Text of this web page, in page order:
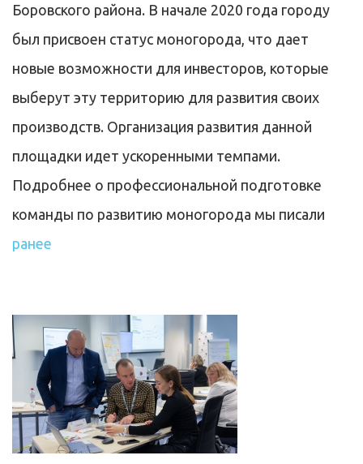
Боровского района. В начале 2020 года городу
был присвоен статус моногорода, что дает
новые возможности для инвесторов, которые
выберут эту территорию для развития своих
производств. Организация развития данной
площадки идет ускоренными темпами.
Подробнее о профессиональной подготовке
команды по развитию моногорода мы писали
ранее